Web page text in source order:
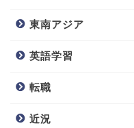
東南アジア
英語学習
転職
近況